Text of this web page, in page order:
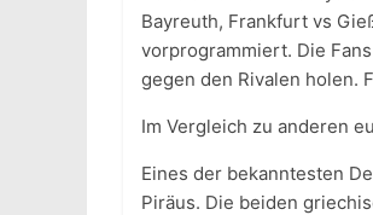
Bayreuth, Frankfurt vs
vorprogrammiert. Die
gegen den Rivalen holen.
Im Vergleich zu anderen
Eines der bekanntesten
Piräus. Die beiden